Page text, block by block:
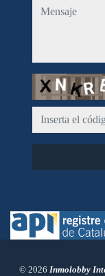
mensaje
Captcha
© 2026 Inmolobby